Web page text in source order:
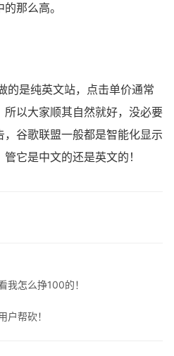
那么高。
是纯英文站，点击单价通常
以大家顺其自然就好，没必要
谷歌联盟一般都是智能化显示
它是中文的还是英文的！
我怎么挣100的！
户帮砍！